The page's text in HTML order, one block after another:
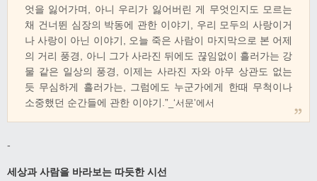
엇을 잃어가며, 아니 우리가 잃어버린 게 무엇인지도 모르는
채 건너뛴 심장의 박동에 관한 이야기, 우리 모두의 사랑이거
나 사랑이 아닌 이야기, 오늘 죽은 사람이 마지막으로 본 어제
의 거리 풍경, 아니 그가 사라진 뒤에도 끊임없이 흘러가는 강
물 같은 일상의 풍경, 이제는 사라진 자와 아무 상관도 없는
듯 무심하게 흘러가는, 그럼에도 누군가에게 한때 무척이나
소중했던 순간들에 관한 이야기.” _‘서문’에서
-
세상과 사람을 바라보는 따듯한 시선